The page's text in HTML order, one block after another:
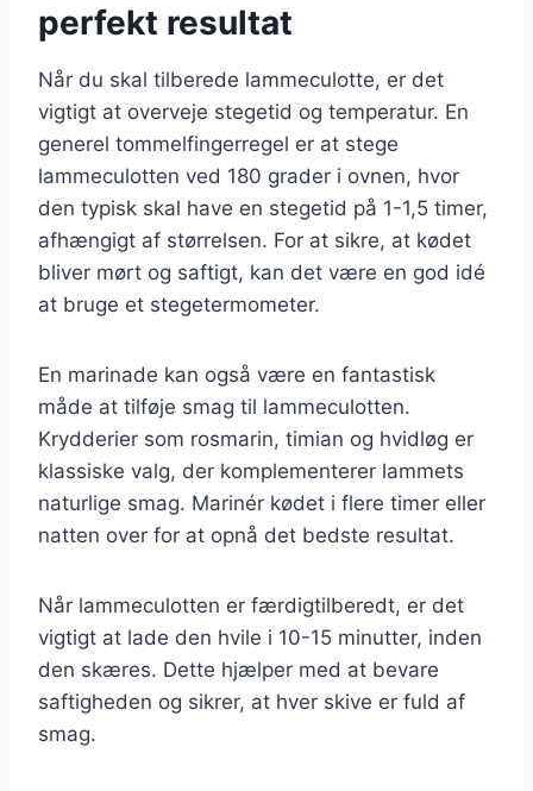
perfekt resultat
Når du skal tilberede lammeculotte, er det
vigtigt at overveje stegetid og temperatur. En
generel tommelfingerregel er at stege
lammeculotten ved 180 grader i ovnen, hvor
den typisk skal have en stegetid på 1-1,5 timer,
afhængigt af størrelsen. For at sikre, at kødet
bliver mørt og saftigt, kan det være en god idé
at bruge et stegetermometer.
En marinade kan også være en fantastisk
måde at tilføje smag til lammeculotten.
Krydderier som rosmarin, timian og hvidløg er
klassiske valg, der komplementerer lammets
naturlige smag. Marinér kødet i flere timer eller
natten over for at opnå det bedste resultat.
Når lammeculotten er færdigtilberedt, er det
vigtigt at lade den hvile i 10-15 minutter, inden
den skæres. Dette hjælper med at bevare
saftigheden og sikrer, at hver skive er fuld af
smag.